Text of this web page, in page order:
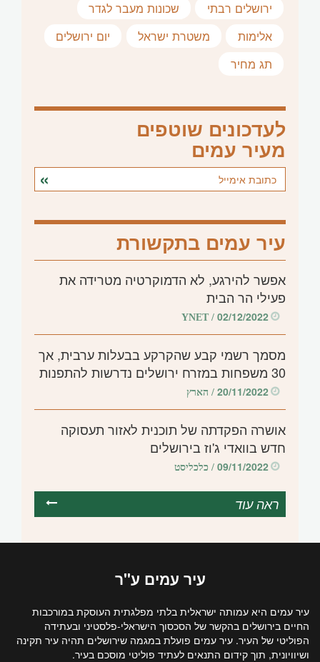
ירושלים רבתי
שכונות מעבר לגדר
אלימות
משטרת ישראל
יום ירושלים
תג מחיר
לעדכונים שוטפים
מעיר עמים
עיר עמים בתקשורת
אפשר להירגע, לא הדמוקרטיה מטרידה את
פעילי הר הבית
02/12/2022
/ YNET
מסמך רשמי קבע שהקרקע בבעלות ערבית, אך
30 משפחות במזרח ירושלים נדרשות להתפנות
20/11/2022/ הארץ
אושרה הפקדתה של תוכנית לאזור תעסוקה
חדש בוואדי ג'וז בירושלים
09/11/2022/ כלכליסט
ראה עוד
עיר עמים ע"ר
עיר עמים היא עמותה ישראלית בלתי מפלגתית העוסקת במורכבות
החיים בירושלים בהקשר של הסכסוך הישראלי-פלסטיני ובעתידה
הפוליטי של העיר. עיר עמים פועלת במגמה שירושלים תהיה עיר תקינה
ושיוויונית, תוך קידום התנאים לעתיד פוליטי מוסכם בעיר.